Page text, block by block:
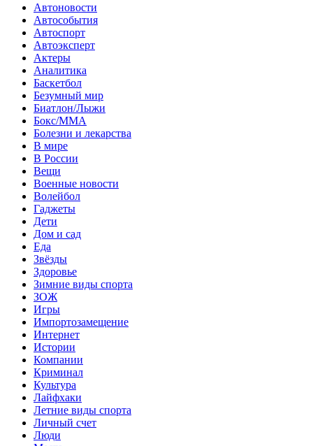
Автоновости
Автособытия
Автоспорт
Автоэксперт
Актеры
Аналитика
Баскетбол
Безумный мир
Биатлон/Лыжи
Бокс/MMA
Болезни и лекарства
В мире
В России
Вещи
Военные новости
Волейбол
Гаджеты
Дети
Дом и сад
Еда
Звёзды
Здоровье
Зимние виды спорта
ЗОЖ
Игры
Импортозамещение
Интернет
Истории
Компании
Криминал
Культура
Лайфхаки
Летние виды спорта
Личный счет
Люди